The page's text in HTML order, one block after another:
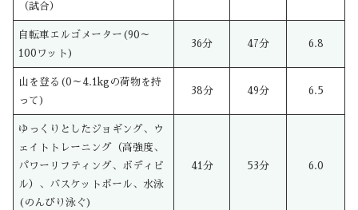
（試合）
自転車エルゴメーター(90～
100ワット)
36分 47分 6.8
山を登る(0～4.1kgの荷物を持
って)
38分 49分 6.5
ゆっくりとしたジョギング、ウ
ェイトトレーニング（高強度、
パワーリフティング、ボディビ
ル）、バスケットボール、水泳
(のんびり泳ぐ)
41分 53分 6.0